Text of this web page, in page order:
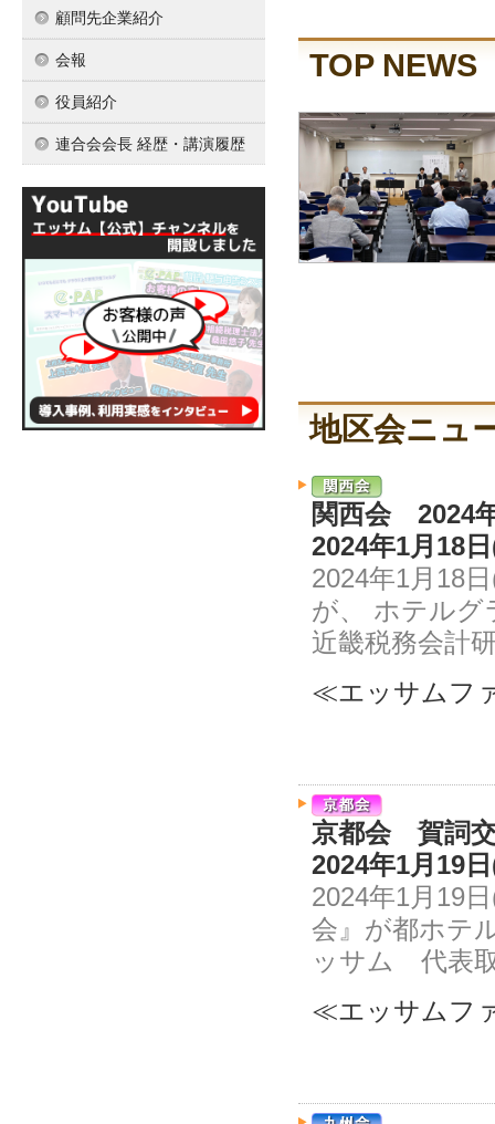
顧問先企業紹介
会報
役員紹介
連合会会長 経歴・講演履歴
TOP NEWS
地区会ニュ
関西会 2024
2024年1月18
2024年1月18
が、 ホテルグ
近畿税務会計
≪エッサムフ
京都会 賀詞
2024年1月19
2024年1月19
会』が都ホテ
ッサム 代表
≪エッサムフ